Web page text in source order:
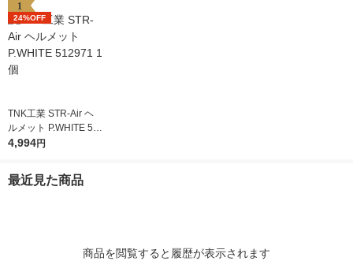
1
24%OFF
TNK工業 STR-Air ヘ
ルメット P.WHITE 51
2971 1個
4,994円
最近見た商品
商品を閲覧すると履歴が表示されます